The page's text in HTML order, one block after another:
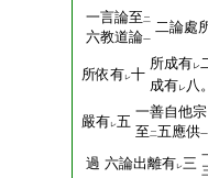
一言論至二
六教道論一
二論處
所依有レ十
所成有レ
成有レ 八
嚴有レ五
一善自他
至二五應供一
過 六論出離有レ三